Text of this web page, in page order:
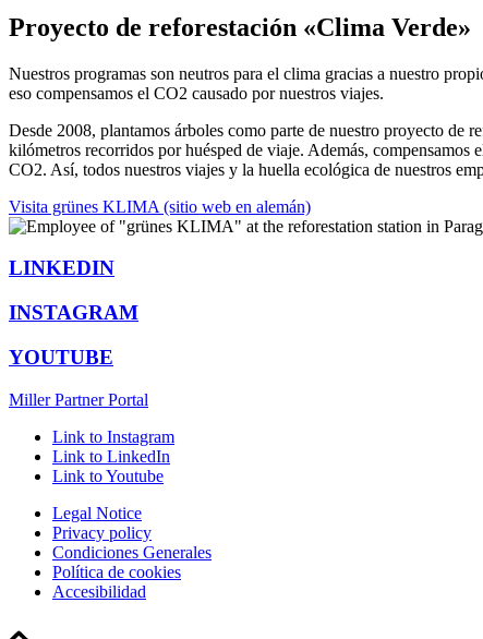
Proyecto de reforestación «Clima Verde»
Nuestros programas son neutros para el clima gracias a nuestro
eso compensamos el CO2 causado por nuestros viajes.
Desde 2008, plantamos árboles como parte de nuestro proyecto de
kilómetros recorridos por huésped de viaje. Además, compensamos
CO2. Así, todos nuestros viajes y la huella ecológica de nuestros
Visita grünes KLIMA (sitio web en alemán)
LINKEDIN
INSTAGRAM
YOUTUBE
Miller Partner Portal
Link to Instagram
Link to LinkedIn
Link to Youtube
Legal Notice
Privacy policy
Condiciones Generales
Política de cookies
Accesibilidad